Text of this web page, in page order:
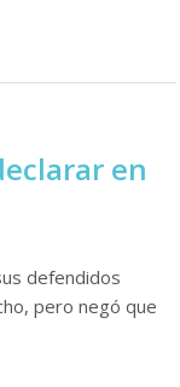
en
defendidos
pero negó que